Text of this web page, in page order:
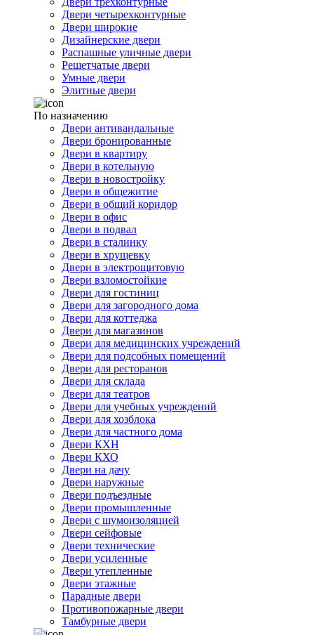
Двери четырехконтурные
Двери широкие
Дизайнерские двери
Распашные уличные двери
Решетчатые двери
Умные двери
Элитные двери
По назначению
Двери антивандальные
Двери бронированные
Двери в квартиру
Двери в котельную
Двери в новостройку
Двери в общежитие
Двери в общий коридор
Двери в офис
Двери в подвал
Двери в сталинку
Двери в хрущевку
Двери в электрощитовую
Двери взломостойкие
Двери для гостиниц
Двери для загородного дома
Двери для коттеджа
Двери для магазинов
Двери для медицинских учреждений
Двери для подсобных помещений
Двери для ресторанов
Двери для склада
Двери для театров
Двери для учебных учреждений
Двери для хозблока
Двери для частного дома
Двери КХН
Двери КХО
Двери на дачу
Двери наружные
Двери подъездные
Двери промышленные
Двери с шумоизоляцией
Двери сейфовые
Двери технические
Двери усиленные
Двери утепленные
Двери этажные
Парадные двери
Противопожарные двери
Тамбурные двери